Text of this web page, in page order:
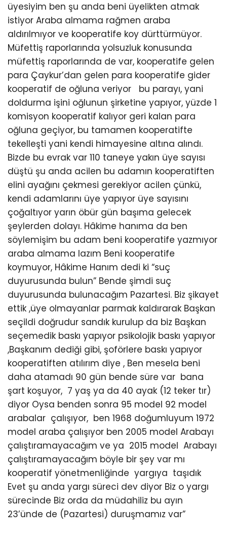
üyesiyim ben şu anda beni üyelikten atmak
istiyor Araba almama rağmen araba
aldırılmıyor ve kooperatife koy dürttürmüyor.
Müfettiş raporlarında yolsuzluk konusunda
müfettiş raporlarında de var, kooperatife gelen
para Çaykur’dan gelen para kooperatife gider
kooperatif de oğluna veriyor bu parayı, yani
doldurma işini oğlunun şirketine yapıyor, yüzde 1
komisyon kooperatif kalıyor geri kalan para
oğluna geçiyor, bu tamamen kooperatifte
tekelleşti yani kendi himayesine altına alındı.
Bizde bu evrak var 110 taneye yakın üye sayısı
düştü şu anda acilen bu adamın kooperatiften
elini ayağını çekmesi gerekiyor acilen çünkü,
kendi adamlarını üye yapıyor üye sayısını
çoğaltıyor yarın öbür gün başıma gelecek
şeylerden dolayı. Hâkime hanıma da ben
söylemişim bu adam beni kooperatife yazmıyor
araba almama lazım Beni kooperatife
koymuyor, Hâkime Hanım dedi ki “suç
duyurusunda bulun” Bende şimdi suç
duyurusunda bulunacağım Pazartesi. Biz şikayet
ettik ,üye olmayanlar parmak kaldırarak Başkan
seçildi doğrudur sandık kurulup da biz Başkan
seçemedik baskı yapıyor psikolojik baskı yapıyor
,Başkanım dediği gibi, şoförlere baskı yapıyor
kooperatiften atılırım diye , Ben mesela beni
daha atamadı 90 gün bende süre var bana
şart koşuyor, 7 yaş ya da 40 ayak (12 teker tır)
diyor Oysa benden sonra 95 model 92 model
arabalar çalışıyor, ben 1968 doğumluyum 1972
model araba çalışıyor ben 2005 model Arabayı
çalıştıramayacağım ve ya 2015 model Arabayı
çalıştıramayacağım böyle bir şey var mı
kooperatif yönetmenliğinde yargıya taşıdık
Evet şu anda yargı süreci dev diyor Biz o yargı
sürecinde Biz orda da müdahiliz bu ayın
23’ünde de (Pazartesi) duruşmamız var”